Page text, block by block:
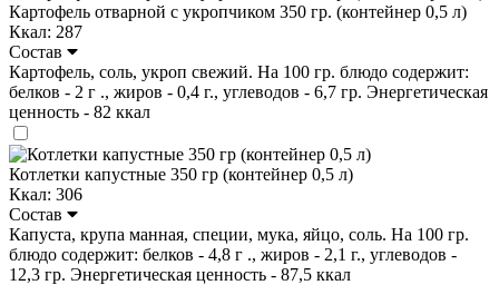
Картофель отварной с укропчиком 350 гр. (контейнер 0,5 л)
Ккал: 287
Состав
Картофель, соль, укроп свежий. На 100 гр. блюдо содержит:
белков - 2 г ., жиров - 0,4 г., углеводов - 6,7 гр. Энергетическая
ценность - 82 ккал
Котлетки капустные 350 гр (контейнер 0,5 л)
Ккал: 306
Состав
Капуста, крупа манная, специи, мука, яйцо, соль. На 100 гр.
блюдо содержит: белков - 4,8 г ., жиров - 2,1 г., углеводов -
12,3 гр. Энергетическая ценность - 87,5 ккал